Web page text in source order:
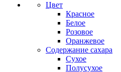
Цвет
Красное
Белое
Розовое
Оранжевое
Содержание сахара
Сухое
Полусухое